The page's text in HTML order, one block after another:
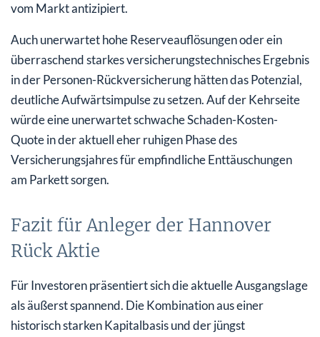
vom Markt antizipiert.
Auch unerwartet hohe Reserveauflösungen oder ein
überraschend starkes versicherungstechnisches Ergebnis
in der Personen-Rückversicherung hätten das Potenzial,
deutliche Aufwärtsimpulse zu setzen. Auf der Kehrseite
würde eine unerwartet schwache Schaden-Kosten-
Quote in der aktuell eher ruhigen Phase des
Versicherungsjahres für empfindliche Enttäuschungen
am Parkett sorgen.
Fazit für Anleger der Hannover
Rück Aktie
Für Investoren präsentiert sich die aktuelle Ausgangslage
als äußerst spannend. Die Kombination aus einer
historisch starken Kapitalbasis und der jüngst